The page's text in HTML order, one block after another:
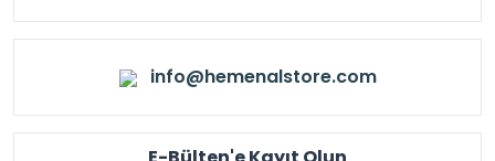
info@hemenalstore.com